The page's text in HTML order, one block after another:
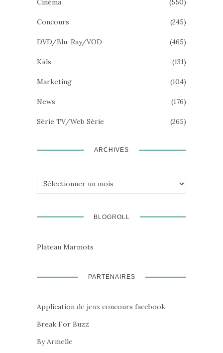
Cinéma (550)
Concours (245)
DVD/Blu-Ray/VOD (465)
Kids (131)
Marketing (104)
News (176)
Série TV/Web Série (265)
ARCHIVES
Archives
BLOGROLL
Plateau Marmots
PARTENAIRES
Application de jeux concours facebook
Break For Buzz
By Armelle